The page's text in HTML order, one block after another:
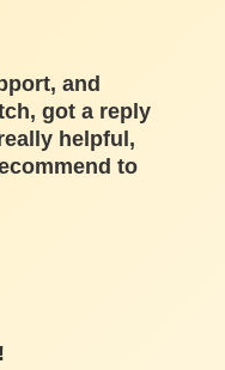
and
got a reply
helpful,
to